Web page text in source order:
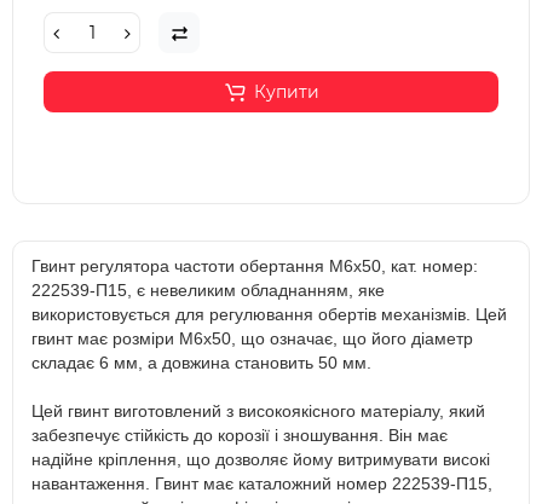
Купити
Гвинт регулятора частоти обертання М6х50, кат. номер:
222539-П15, є невеликим обладнанням, яке
використовується для регулювання обертів механізмів. Цей
гвинт має розміри М6х50, що означає, що його діаметр
складає 6 мм, а довжина становить 50 мм.
Цей гвинт виготовлений з високоякісного матеріалу, який
забезпечує стійкість до корозії і зношування. Він має
надійне кріплення, що дозволяє йому витримувати високі
навантаження. Гвинт має каталожний номер 222539-П15,